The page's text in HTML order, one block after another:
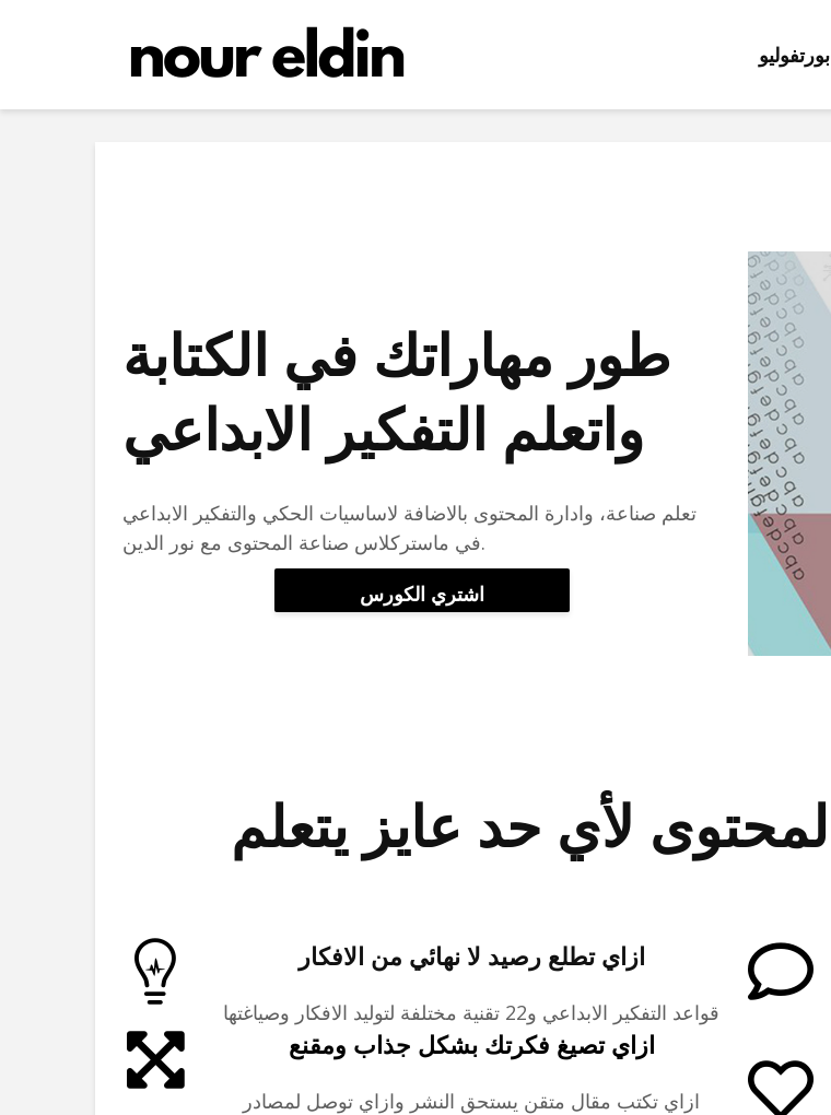
بورتفوليو
طور مهاراتك في الكتابة
واتعلم التفكير الابداعي
تعلم صناعة، وادارة المحتوى بالاضافة لاساسيات الحكي والتفكير الابداعي
في ماستركلاس صناعة المحتوى مع نور الدين.
اشتري الكورس
ازاي تطلع رصيد لا نهائي من الافكار
قواعد التفكير الابداعي و22 تقنية مختلفة لتوليد الافكار وصياغتها
ازاي تصيغ فكرتك بشكل جذاب ومقنع
ازاي تكتب مقال متقن يستحق النشر وازاي توصل لمصادر